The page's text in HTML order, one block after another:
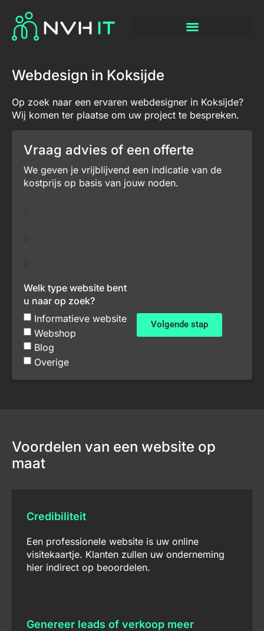
Webdesign in Koksijde
Op zoek naar een ervaren webdesigner in Koksijde?
Wij komen ter plaatse om uw project te bespreken.
Vraag advies of een offerte
We geven je vrijblijvend een indicatie van de
kostprijs op basis van jouw noden.
Welk type website bent
u naar op zoek?
Informatieve website
Webshop
Blog
Overige
Volgende stap
Voordelen van een website op
maat
Credibiliteit
Een professionele website is uw online
visitekaartje. Klanten zullen uw onderneming
hier indirect op beoordelen.
Genereer leads of verkoop meer